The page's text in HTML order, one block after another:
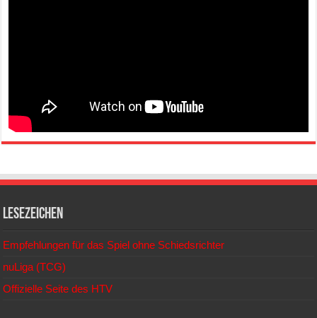
Lesezeichen
Empfehlungen für das Spiel ohne Schiedsrichter
nuLiga (TCG)
Offizielle Seite des HTV